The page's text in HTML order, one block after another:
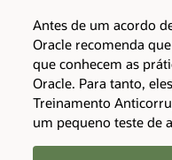
Antes de um acordo
Oracle recomenda
que conhecem as
Oracle. Para tanto,
Treinamento
um pequeno teste de